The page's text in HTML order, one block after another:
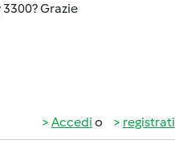
Grazie
Accedi o registrati